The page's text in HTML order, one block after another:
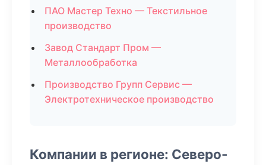
ПАО Мастер Техно — Текстильное
производство
Завод Стандарт Пром —
Металлообработка
Производство Групп Сервис —
Электротехническое производство
Компании в регионе: Северо-